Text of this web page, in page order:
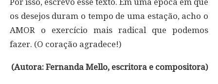
os desejos duram o tempo de uma estação, acho o
AMOR o exercício mais radical que podemos
fazer. (O coração agradece!)
(Autora: Fernanda Mello, escritora e compositora)